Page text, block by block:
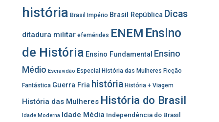
história Brasil Império Brasil República Dicas
ditadura militar efemérides ENEM Ensino
de História Ensino Fundamental Ensino
Médio Escravidão Especial História das Mulheres Ficção
Fantástica Guerra Fria história História + Viagem
História das Mulheres História do Brasil
Idade Moderna Idade Média Independência do Brasil